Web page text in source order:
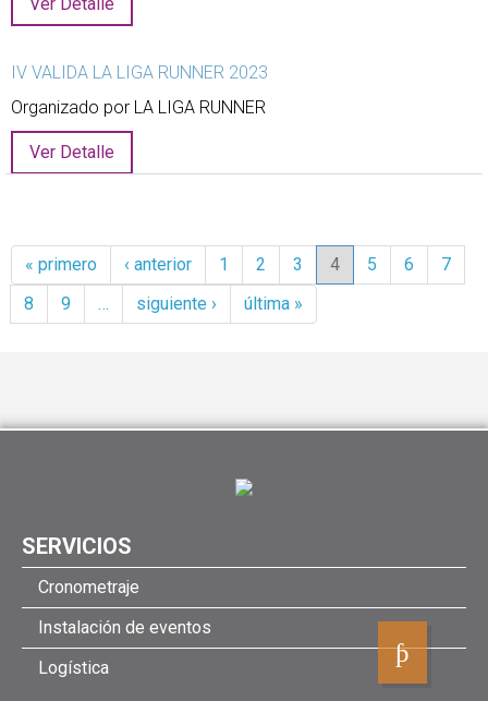
IV VALIDA LA LIGA RUNNER 2023
Organizado por LA LIGA RUNNER
Ver Detalle
Páginas
« primero ‹ anterior 1 2 3 4 5 6
7
8
9 … siguiente › última »
SERVICIOS
Cronometraje
Instalación de eventos
Logística